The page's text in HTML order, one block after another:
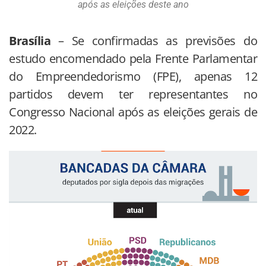
após as eleições deste ano
Brasília– Se confirmadas as previsões do
estudo encomendado pela Frente Parlamentar
do Empreendedorismo (FPE), apenas 12
partidos devem ter representantes no
Congresso Nacional após as eleições gerais de
2022.